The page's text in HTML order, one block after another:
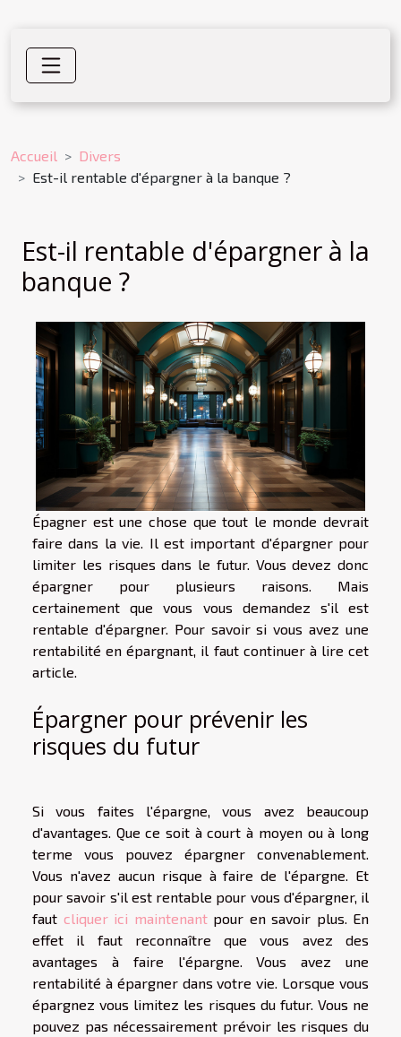
Accueil
Divers
Est-il rentable d'épargner à la banque ?
Est-il rentable d'épargner à la
banque ?
Épagner est une chose que tout le monde devrait
faire dans la vie. Il est important d'épargner pour
limiter les risques dans le futur. Vous devez donc
épargner pour plusieurs raisons. Mais
certainement que vous vous demandez s'il est
rentable d'épargner. Pour savoir si vous avez une
rentabilité en épargnant, il faut continuer à lire cet
article.
Épargner pour prévenir les
risques du futur
Si vous faites l'épargne, vous avez beaucoup
d'avantages. Que ce soit à court à moyen ou à long
terme vous pouvez épargner convenablement.
Vous n'avez aucun risque à faire de l'épargne. Et
pour savoir s'il est rentable pour vous d'épargner, il
faut cliquer ici maintenantpour en savoir plus. En
effet il faut reconnaître que vous avez des
avantages à faire l'épargne. Vous avez une
rentabilité à épargner dans votre vie. Lorsque vous
épargnez vous limitez les risques du futur. Vous ne
pouvez pas nécessairement prévoir les risques du